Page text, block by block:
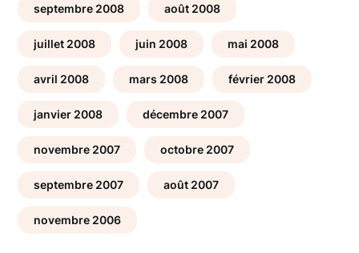
septembre 2008 août 2008
juillet 2008 juin 2008 mai 2008
avril 2008 mars 2008 février 2008
janvier 2008 décembre 2007
novembre 2007 octobre 2007
septembre 2007 août 2007
novembre 2006